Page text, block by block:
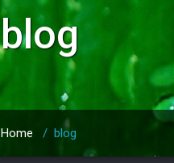
blog
Home / blog